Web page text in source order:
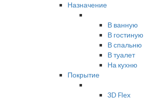
Назначение
В ванную
В гостиную
В спальню
В туалет
На кухню
Покрытие
3D Flex